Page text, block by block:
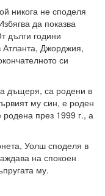
никога не споделя
да показва
дълги години
Атланта, Джорджия,
си
дъщеря, са родени в
му син, е роден
през 1999 г., а
Уолш споделя в
на спокоен
му.